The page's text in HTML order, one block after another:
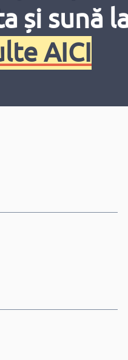
și sună
AICI